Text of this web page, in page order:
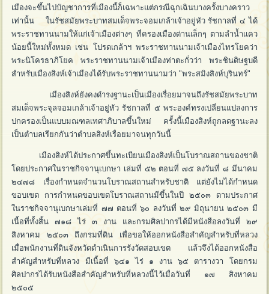
เมืองจะขึ้นไปบัญชาการที่เมืองนี้ก็เฉพาะแต่กรณีฉุกเฉินบางครั้งบางคราว
เท่านั้น ในรัชสมัยพระบาทสมเด็จพระจอมเกล้าเจ้าอยู่หัว รัชกาลที่ ๔ ได้
พระราชทานนามให้แก่เจ้าเมืองต่างๆ ที่ครองเมืองด่านเล็กๆ ตามลำน้ำแคว
น้อยนี้ใหม่ทั้งหมด เช่น โปรดเกล้าฯ พระราชทานนามเจ้าเมืองไทรโยคว่า
พระนิโครธาภิโยค พระราชทานนามเจ้าเมืองท่าตะกั่วว่า พระชินดิษฐบดี
สำหรับเมืองสิงห์เจ้าเมืองได้รับพระราชทานนามว่า "พระสมิงสิงห์บุรินทร์"
เมืองสิงห์ยังคงดำรงฐานะเป็นเมืองเรื่อยมาจนถึงรัชสมัยพระบาท
สมเด็จพระจุลจอมเกล้าเจ้าอยู่หัว รัชกาลที่ ๕ พระองค์ทรงเปลี่ยนแปลงการ
ปกครองเป็นแบบมณฑลเทศาภิบาลขึ้นใหม่ ครั้งนี้เมืองสิงห์ถูกลดฐานะลง
เป็นตำบลเรียกกันว่าตำบลสิงห์เรื่อยมาจนทุกวันนี้
เมืองสิงห์ได้ประกาศขึ้นทะเบียนเมืองสิงห์เป็นโบราณสถานของชาติ
โดยประกาศในราชกิจจานุเบกษา เล่มที่ ๕๒ ตอนที่ ๗๕ ลงวันที่ ๘ มีนาคม
๒๔๗๘ เรื่องกำหนดจำนวนโบราณสถานสำหรับชาติ แต่ยังไม่ได้กำหนด
ขอบเขต การกำหนดขอบเขตโบราณสถานมีขึ้นในปี ๒๕๐๓ ตามประกาศ
ในราชกิจจานุเบกษาเล่มที่ ๗๗ ตอนที่ ๖๐ ลงวันที่ ๒๙ มิถุนายน ๒๕๐๓ มี
เนื้อที่ทั้งสิ้น ๗๑๘ ไร่ ๓ งาน และกรมศิลปากรได้มีหนังสือลงวันที่ ๒๙
สิงหาคม ๒๕๐๓ ถึงกรมที่ดิน เพื่อขอให้ออกหนังสือสำคัญสำหรับที่หลวง
เมื่อพนักงานที่ดินจังหวัดดำเนินการรังวัดสอบเขต แล้วจึงได้ออกหนังสือ
สำคัญสำหรับที่หลวง มีเนื้อที่ ๖๔๑ ไร่ ๑ งาน ๖๕ ตารางวา โดยกรม
ศิลปากรได้รับหนังสือสำคัญสำหรับที่หลวงนี้ไว้เมื่อวันที่ ๑๗ สิงหาคม
๒๕๐๕